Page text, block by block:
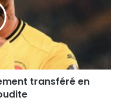
transféré en